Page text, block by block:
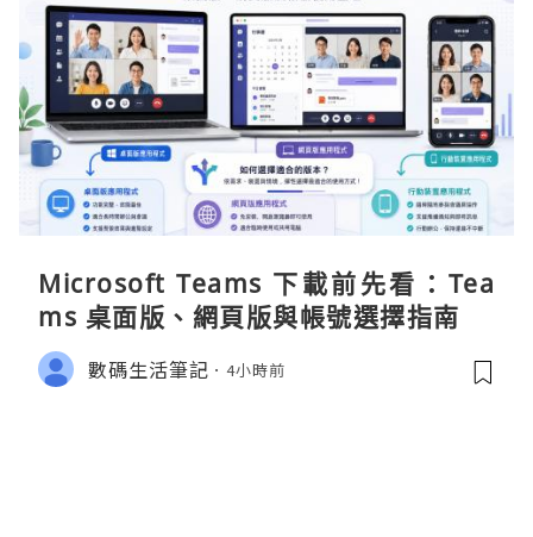
Microsoft Teams 下載前先看：Tea
ms 桌面版、網頁版與帳號選擇指南
數碼生活筆記 4小時前